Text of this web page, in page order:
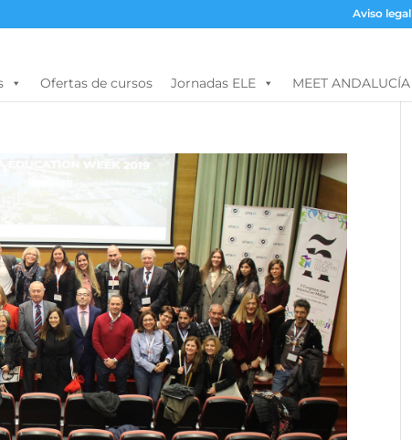
Aviso legal
Ofertas de cursos Jornadas ELE MEET ANDALUCÍA